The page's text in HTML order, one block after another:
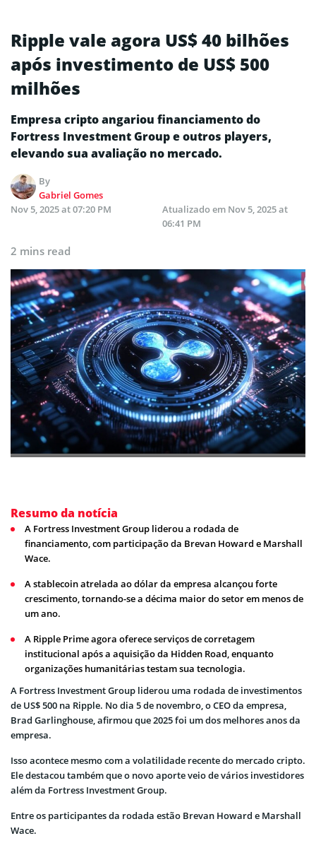
Ripple vale agora US$ 40 bilhões
após investimento de US$ 500
milhões
Empresa cripto angariou financiamento do
Fortress Investment Group e outros players,
elevando sua avaliação no mercado.
By
Gabriel Gomes
Nov 5, 2025 at 07:20 PM
Atualizado em Nov 5, 2025 at
06:41 PM
2 mins read
Resumo da notícia
A Fortress Investment Group liderou a rodada de
financiamento, com participação da Brevan Howard e Marshall
Wace.
A stablecoin atrelada ao dólar da empresa alcançou forte
crescimento, tornando-se a décima maior do setor em menos de
um ano.
A Ripple Prime agora oferece serviços de corretagem
institucional após a aquisição da Hidden Road, enquanto
organizações humanitárias testam sua tecnologia.
A Fortress Investment Group liderou uma rodada de investimentos
de US$ 500 na Ripple. No dia 5 de novembro, o CEO da empresa,
Brad Garlinghouse, afirmou que 2025 foi um dos melhores anos da
empresa.
Isso acontece mesmo com a volatilidade recente do mercado cripto.
Ele destacou também que o novo aporte veio de vários investidores
além da Fortress Investment Group.
Entre os participantes da rodada estão Brevan Howard e Marshall
Wace.